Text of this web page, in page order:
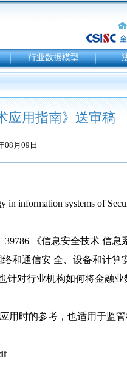
行业数据模型
应用指南》送审稿
08月09日
information systems of
《信息安全技术 信息
和通信安 全、设备和计算
针对行业机构如何将金融
用时的参考，也适用于监